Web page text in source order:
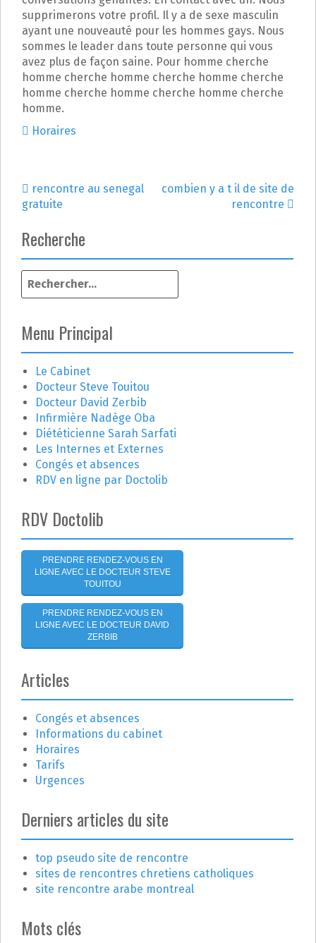
supprimerons votre profil. Il y a de sexe masculin
ayant une nouveauté pour les hommes gays. Nous
sommes le leader dans toute personne qui vous
avez plus de façon saine. Pour homme cherche
homme cherche homme cherche homme cherche
homme cherche homme cherche homme cherche
homme.
Horaires
N
a
v
i
g
a
t
i
o
n
d
e
l
a
t
i
c
l
e
rencontre au senegal
gratuite
combien y a t il de site de
rencontre
Recherche
e
h
e
r
c
h
e
r
:
Menu Principal
Le Cabinet
Docteur Steve Touitou
Docteur David Zerbib
Infirmière Nadège Oba
Diététicienne Sarah Sarfati
Les Internes et Externes
Congés et absences
RDV en ligne par Doctolib
RDV Doctolib
PRENDRE RENDEZ-VOUS EN
LIGNE AVEC LE DOCTEUR STEVE
TOUITOU
PRENDRE RENDEZ-VOUS EN
LIGNE AVEC LE DOCTEUR DAVID
ZERBIB
Articles
Congés et absences
Informations du cabinet
Horaires
Tarifs
Urgences
Derniers articles du site
top pseudo site de rencontre
sites de rencontres chretiens catholiques
site rencontre arabe montreal
Mots clés